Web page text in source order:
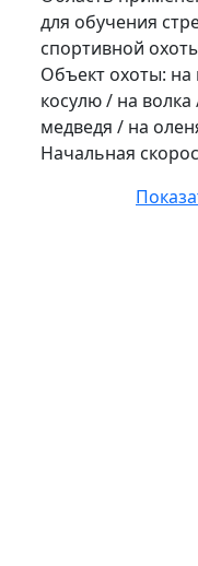
для обучения
спортивной
Объект охоты: на
косулю / на
медведя / на
Начальная